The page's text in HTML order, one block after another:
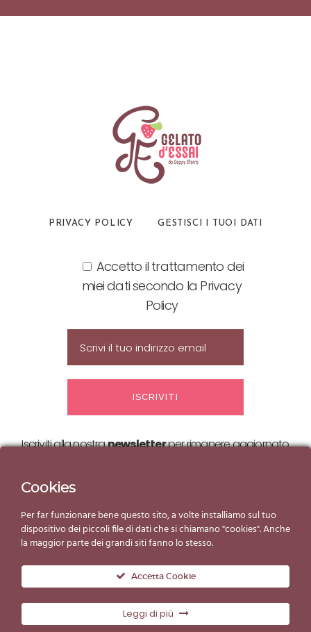
PRIVACY POLICY GESTISCI I TUOI DATI
Accetto il trattamento dei
miei dati secondo la Privacy
Policy
Iscriviti alla nostranewsletterper rimanere aggiornato
© Copyright Gelato d'Essai 2019
Cookies
Per far funzionare bene questo sito, a volte installiamo sul tuo
dispositivo dei piccoli file di dati che si chiamano "cookies". Anche
la maggior parte dei grandi siti fanno lo stesso.
Accetta Cookie
Leggi di più